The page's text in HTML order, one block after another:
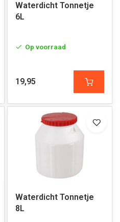
Waterdicht Tonnetje
6L
Op voorraad
19,95
Waterdicht Tonnetje
8L